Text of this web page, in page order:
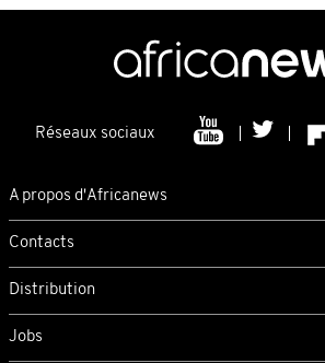
Réseaux sociaux
A propos d'Africanews
Contacts
Distribution
Jobs